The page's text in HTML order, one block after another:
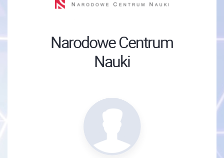
Narodowe Centrum
Nauki